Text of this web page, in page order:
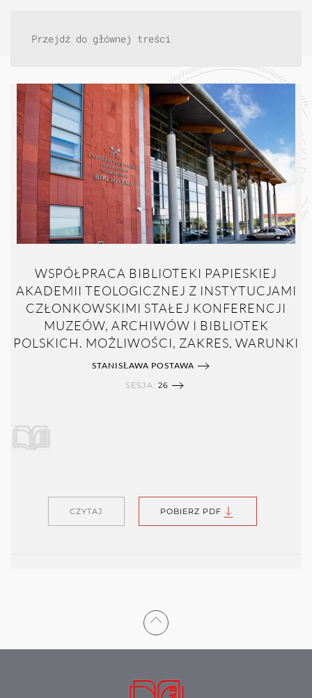
Przejdź do głównej treści
WSPÓŁPRACA BIBLIOTEKI PAPIESKIEJ
AKADEMII TEOLOGICZNEJ Z INSTYTUCJAMI
CZŁONKOWSKIMI STAŁEJ KONFERENCJI
MUZEÓW, ARCHIWÓW I BIBLIOTEK
POLSKICH. MOŻLIWOŚCI, ZAKRES, WARUNKI
STANISŁAWA POSTAWA
SESJA: 26
CZYTAJ POBIERZ PDF